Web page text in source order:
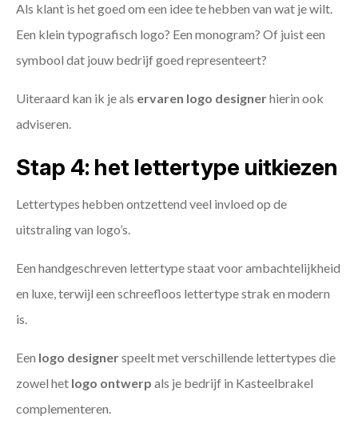
Als klant is het goed om een idee te hebben van wat je wilt.
Een klein typografisch logo? Een monogram? Of juist een
symbool dat jouw bedrijf goed representeert?
Uiteraard kan ik je als ervaren logo designerhierin ook
adviseren.
Stap 4: het lettertype uitkiezen
Lettertypes hebben ontzettend veel invloed op de
uitstraling van logo’s.
Een handgeschreven lettertype staat voor ambachtelijkheid
en luxe, terwijl een schreefloos lettertype strak en modern
is.
Een logo designerspeelt met verschillende lettertypes die
zowel het logo ontwerp als je bedrijf in Kasteelbrakel
complementeren.